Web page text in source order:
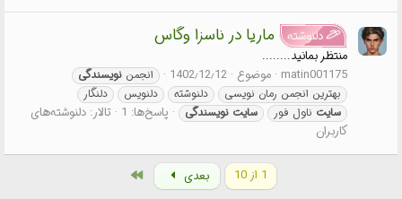
دلنوشته ماریا در ناسزا وگاس
منتظر بمانید........
matin001175 موضوع 1402٫12٫12 انجمن نویسندگی
بهترین انجمن رمان نویسی
دلنوشته دلنویس
دلنگار
سایت ناول فور سایت نویسندگی پاسخ‌ها: 1 تالار: دلنوشته‌های
کاربران
1 از 10 بعدی